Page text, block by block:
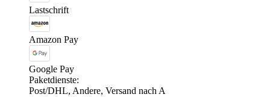
Lastschrift
Amazon Pay
Google Pay
Paketdienste:
Post/DHL, Andere, Versand nach A